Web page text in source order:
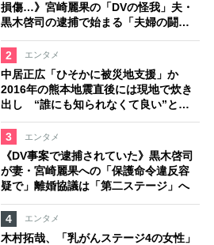
損傷…》宮崎麗果の「DVの怪我」夫・
黒木啓司の逮捕で始まる「夫婦の闘
2
エンタメ
中居正広「ひそかに被災地支援」か
2016年の熊本地震直後には現地で炊き
出し “誰にも知られなくて良い”と、
むしろ強まる福祉活動への思い
3
エンタメ
《DV事案で逮捕されていた》黒木啓司
が妻・宮崎麗果への「保護命令違反容
疑で」離婚協議は「第二ステージ」へ
4 エンタメ
木村拓哉、「乳がんステージ4の女性」